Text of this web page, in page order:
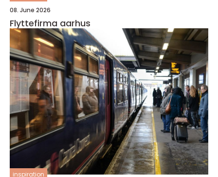
08. June 2026
Flyttefirma aarhus
inspiration